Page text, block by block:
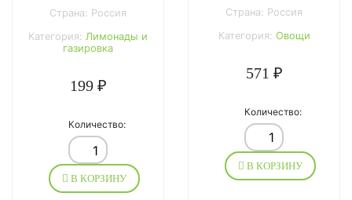
Страна: Россия
Категория: Лимонады и
газировка
199 ₽
Количество:
В КОРЗИНУ
Страна: Россия
Категория: Овощи
571 ₽
Количество:
В КОРЗИНУ